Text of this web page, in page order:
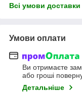
Всі умови доставки
Умови оплати
Ви отримаєте
або гроші
Детальніше